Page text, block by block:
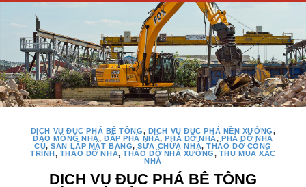
DỊCH VỤ ĐỤC PHÁ BÊ TÔNG DỊCH VỤ ĐỤC PHÁ NỀN XƯỞNG
ĐÀO MÓNG NHÀ
,ĐẬP PHÁ NHÀ ,PHÁ DỠ NHÀ ,PHÁ DỠ NHÀ
CŨ ,SAN LẤP MẶT BẰNG ,SỬA CHỮA NHÀ ,THÁO DỠ CÔNG
TRÌNH
THÁO DỠ NHÀ ,THÁO DỠ NHÀ XƯỞNG
THU MUA XÁC
NHÀ
DỊCH VỤ ĐỤC PHÁ BÊ TÔNG